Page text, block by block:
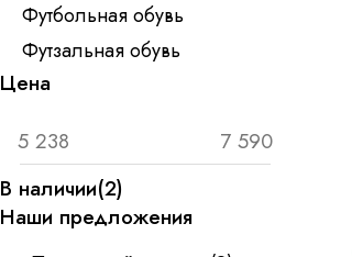
Футбольная обувь
Футзальная обувь
Цена
В наличии(2)
Наши предложения